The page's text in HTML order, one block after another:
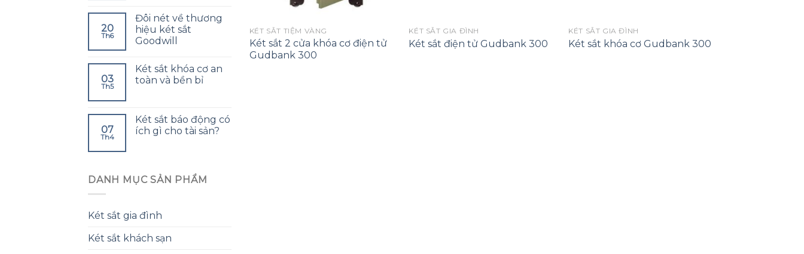
20
Th6
Đôi nét về thương
hiệu két sắt
Goodwill
03
Th5
Két sắt khóa cơ an
toàn và bền bỉ
07
Th4
Két sắt báo động có
ích gì cho tài sản?
DANH MỤC SẢN PHẨM
Két sắt gia đình
Két sắt khách sạn
KÉT SẮT TIỆM VÀNG
Két sắt 2 cửa khóa cơ điện tử
Gudbank 300
KÉT SẮT GIA ĐÌNH
Két sắt điện tử Gudbank 300
KÉT SẮT GIA ĐÌNH
Két sắt khóa cơ Gudbank 300